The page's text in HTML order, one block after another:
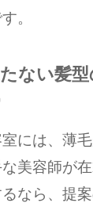
。
ない髪
には、薄
美容師が
なら、提